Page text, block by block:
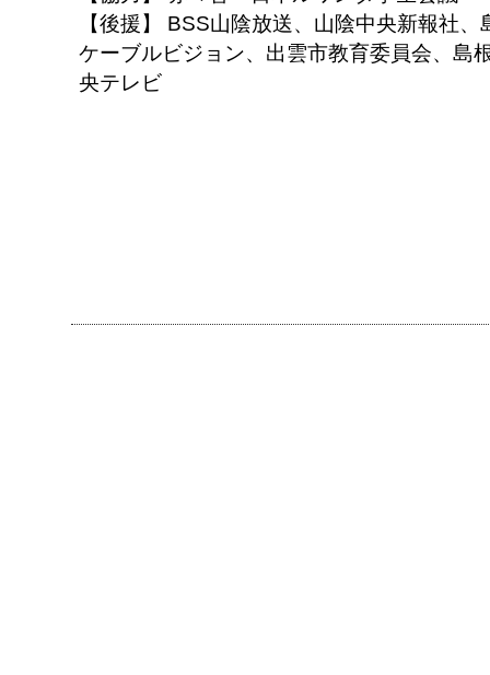
【後援】 BSS山陰放送、山陰中央新報社
ケーブルビジョン、出雲市教育委員会、島
央テレビ